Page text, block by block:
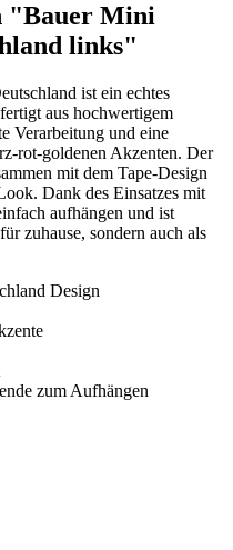
"Bauer Mini
links"
ist ein echtes
aus hochwertigem
Verarbeitung und eine
rot-goldenen Akzenten. Der
mit dem Tape-Design
Dank des Einsatzes mit
aufhängen und ist
zuhause, sondern auch als
Design
zum Aufhängen